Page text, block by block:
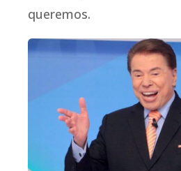
queremos.